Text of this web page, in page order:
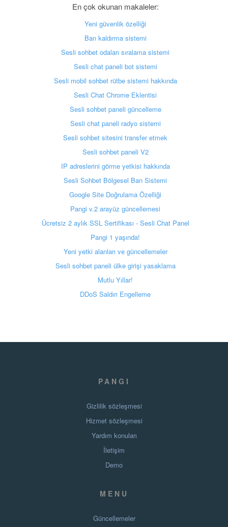
En çok okunan makaleler:
Yeni güvenlik özelliği
Ban kaldırma sistemi
Sesli sohbet odaları sıralama sistemi
Sesli chat paneli bot sistemi
Sesli mobil sohbet rütbe sistemi hakkında
Sesli Chat Chrome Eklentisi
Sesli sohbet paneli güncelleme
Sesli chat paneli radyo sistemi
Sesli sohbet sitesini transfer etmek
Sesli sohbet paneli V2
IP adreslerini görme yetkisi hakkında
Sesli Sohbet Bölgesel Ban Sistemi
Google Site Doğrulama Özelliği
Pangi v.2 arayüz güncellemesi
Ücretsiz 2 aylık SSL Sertifikası - Sesli Chat Panel
Pangi 1 yaşında!
Yeni yetki alanları ve güncellemeler
Sesli sohbet paneli ülke girişi yasaklama
Mutlu Yıllar!
DDoS Saldırı Engelleme
PANGI
Gizlilik sözleşmesi
Hizmet sözleşmesi
Yardım konuları
İletişim
Demo
MENU
Güncellemeler